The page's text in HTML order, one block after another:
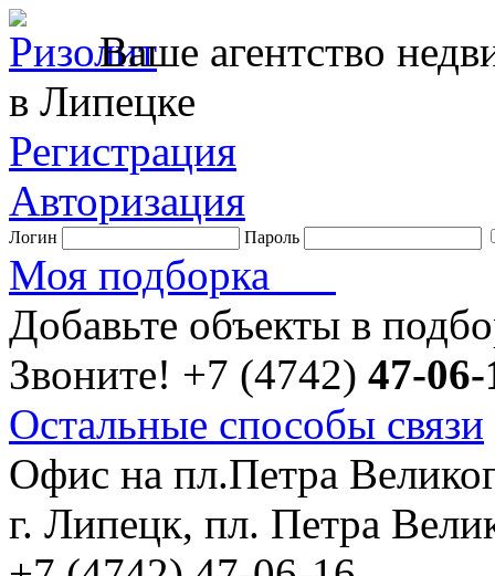
Ваше агентство
в Липецке
Регистрация
Авторизация
Логин Пароль
Моя подборка
Добавьте объекты в
Звоните! +7 (4742) 47-06-
Остальные способы связи
Офис на пл.Петра
г. Липецк, пл. Петра